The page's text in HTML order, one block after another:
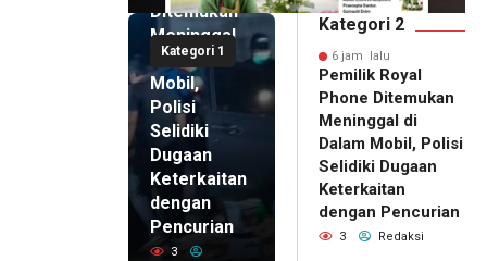
Kategori 1
Ditemukan
Meninggal
di Dalam
Mobil,
Polisi
Selidiki
Dugaan
Keterkaitan
dengan
Pencurian
3
Kategori 2
6 jam lalu
Pemilik Royal
Phone Ditemukan
Meninggal di
Dalam Mobil, Polisi
Selidiki Dugaan
Keterkaitan
dengan Pencurian
3 Redaksi